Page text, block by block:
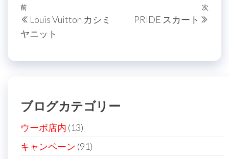
投
稿
ナ
ビ
シ
ョ
ン
過
去
の
前
Louis Vuitton カシミ
ヤニット
次
次
PRIDE スカート
ブログカテゴリー
ウーボ店内 (13)
キャンペーン (91)